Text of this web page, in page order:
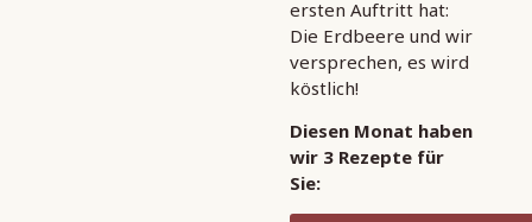
ersten Auftritt hat:
Die Erdbeere und wir
versprechen, es wird
köstlich!
Diesen Monat haben
wir 3 Rezepte für
Sie: